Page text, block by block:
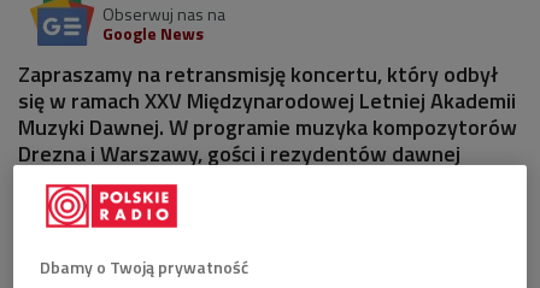
Obserwuj nas na
Google News
Zapraszamy na retransmisję koncertu, który odbył
się w ramach XXV Międzynarodowej Letniej Akademii
Muzyki Dawnej. W programie muzyka kompozytorów
Drezna i Warszawy, gości i rezydentów dawnej
stolicy.
Dbamy o Twoją prywatność